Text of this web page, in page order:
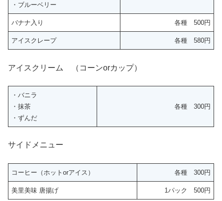
・ブルーベリー
バナナ入り 各種 500円
アイスクレープ 各種 580円
アイスクリーム （コーンorカップ）
・バニラ
・抹茶
・ずんだ
各種 300円
サイドメニュー
コーヒー（ホットorアイス） 各種 300円
美里美味 唐揚げ 1パック 500円